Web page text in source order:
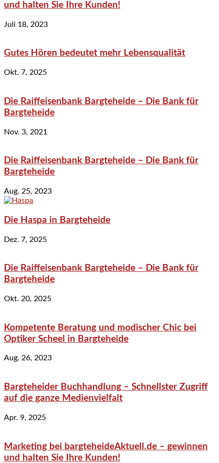
und halten Sie Ihre Kunden!
Juli 18, 2023
Gutes Hören bedeutet mehr Lebensqualität
Okt. 7, 2025
Die Raiffeisenbank Bargteheide – Die Bank für
Bargteheide
Nov. 3, 2021
Die Raiffeisenbank Bargteheide – Die Bank für
Bargteheide
Aug. 25, 2023
Die Haspa in Bargteheide
Dez. 7, 2025
Die Raiffeisenbank Bargteheide – Die Bank für
Bargteheide
Okt. 20, 2025
Kompetente Beratung und modischer Chic bei
Optiker Scheel in Bargteheide
Aug. 26, 2023
Bargteheider Buchhandlung – Schnellster Zugriff
auf die ganze Medienvielfalt
Apr. 9, 2025
Marketing bei bargteheideAktuell.de – gewinnen
und halten Sie Ihre Kunden!